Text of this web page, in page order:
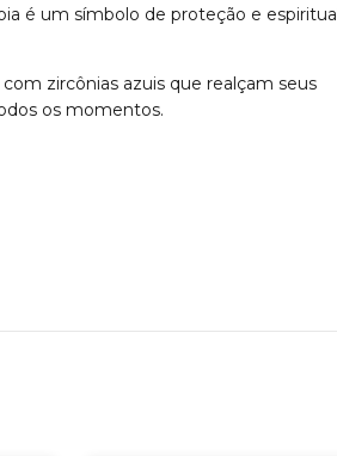
é um símbolo de proteção e
zircônias azuis que realçam seus
os momentos.